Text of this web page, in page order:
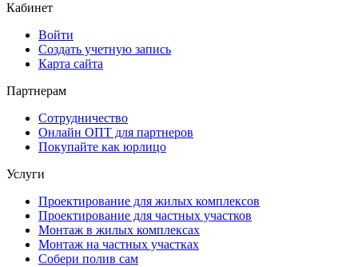
Кабинет
Войти
Создать учетную запись
Карта сайта
Партнерам
Сотрудничество
Онлайн ОПТ для партнеров
Покупайте как юрлицо
Услуги
Проектирование для жилых комплексов
Проектирование для частных участков
Монтаж в жилых комплексах
Монтаж на частных участках
Собери полив сам